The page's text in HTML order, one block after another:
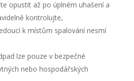
opustit až po úplném uhašení a
kontrolujte,
k místům spalování nesmí
lze pouze v bezpečné
nebo hospodářských